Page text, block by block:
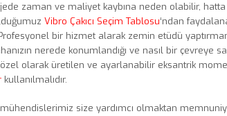
zaman ve maliyet kaybına neden olabilir, hatta
Vibro Çakıcı Seçim Tablosu‘ndan
bir hizmet alarak zemin etüdü
nerede konumlandığı ve nasıl bir çevreye
özel olarak üretilen ve ayarlanabilir eksantrik
kullanılmalıdır.
size yardımcı olmaktan